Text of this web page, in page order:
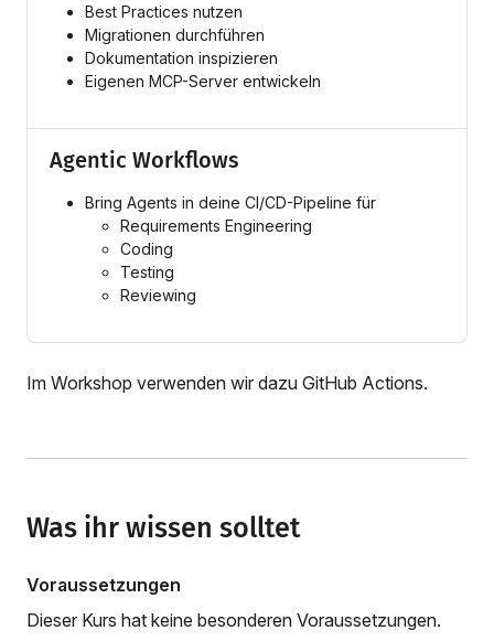
Best Practices nutzen
Migrationen durchführen
Dokumentation inspizieren
Eigenen MCP-Server entwickeln
Agentic Workflows
Bring Agents in deine CI/CD-Pipeline für
Requirements Engineering
Coding
Testing
Reviewing
Im Workshop verwenden wir dazu GitHub Actions.
Was ihr wissen solltet
Voraussetzungen
Dieser Kurs hat keine besonderen Voraussetzungen.